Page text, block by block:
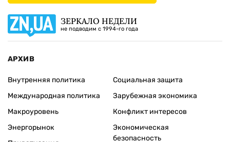
ЗЕРКАЛО НЕДЕЛИ
не подводим с 1994-го года
АРХИВ
Внутренняя политика
Международная политика
Макроуровень
Энергорынок
Социальная защита
Зарубежная экономика
Конфликт интересов
Экономическая
безопасность